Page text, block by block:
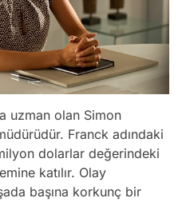
uzman olan Simon
Franck adındaki
dolarlar değerindeki
katılır. Olay
başına korkunç bir